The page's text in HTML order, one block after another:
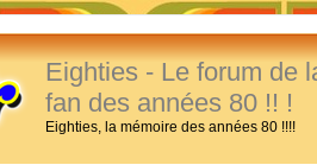
Eighties - Le forum de
fan des années 80 !! !
Eighties, la mémoire des années 80 !!!!